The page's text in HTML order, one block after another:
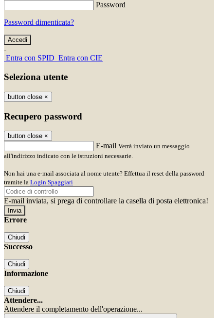
Password
Password dimenticata?
-
Entra con SPID Entra con CIE
Seleziona utente
button close ×
Recupero password
button close ×
E-mail Verrà inviato un messaggio
all'indirizzo indicato con le istruzioni necessarie.
Non hai una e-mail associata al nome utente? Effettua il reset della password
tramite la Login Spaggiari
E-mail inviata, si prega di controllare la casella di posta elettronica!
Errore
Chiudi
Successo
Chiudi
Informazione
Chiudi
Attendere...
Attendere il completamento dell'operazione...